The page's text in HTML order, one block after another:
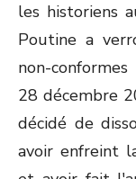
les historiens
Poutine a
non-
28 décembre
décidé de
avoir enfreint